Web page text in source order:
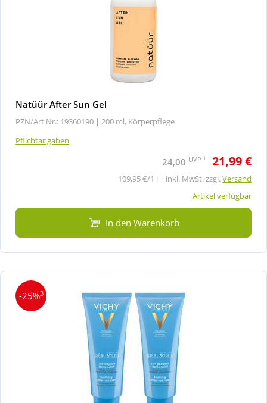
Natüür After Sun Gel
PZN/Art.Nr.: 19360190 | 200 ml, Körperpflege
Pflichtangaben
24,00 UVP 1 21,99 €
109,95 €/1 l | inkl. MwSt. zzgl.Versand
Artikel verfügbar
In den Warenkorb
-25%3